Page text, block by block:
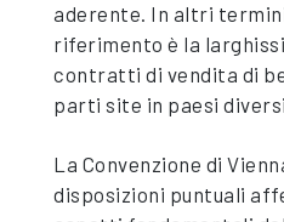
aderente. In altri
riferimento è la
contratti di vendita di
parti site in paesi
La Convenzione di
disposizioni puntuali